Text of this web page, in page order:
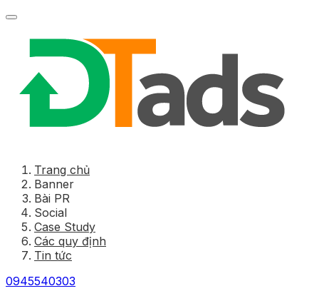
Trang chủ
Banner
Bài PR
Social
Case Study
Các quy định
Tin tức
0945540303